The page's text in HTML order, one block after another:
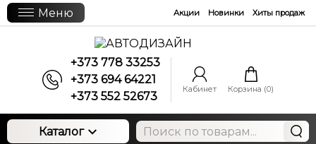
Меню Акции Новинки Хиты продаж
+373 778 33253
+373 694 64221
+373 552 52673
Кабинет Корзина (0)
Каталог